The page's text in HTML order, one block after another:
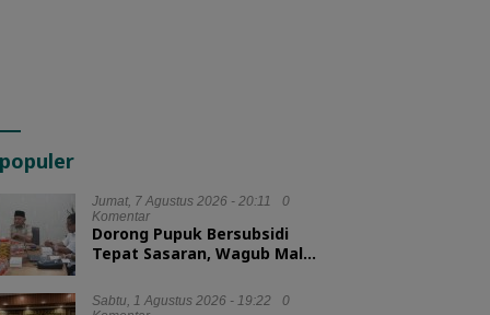
Jumat, 7 Agustus 2026 - 20:11
0
Komentar
Dorong Pupuk Bersubsidi
Tepat Sasaran, Wagub Malut
Digitalisasi
Sabtu, 1 Agustus 2026 - 19:22
0